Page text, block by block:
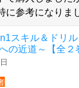
に参考になりま
スキル＆ドリ
の近道～【全２